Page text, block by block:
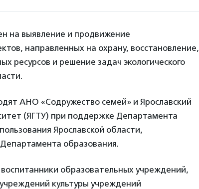
на выявление и продвижение
направленных на охрану, восстановление,
ресурсов и решение задач экологического
АНО «Содружество семей» и Ярославский
(ЯГТУ) при поддержке Департамента
Ярославской области,
образования.
образовательных учреждений,
культуры учреждений